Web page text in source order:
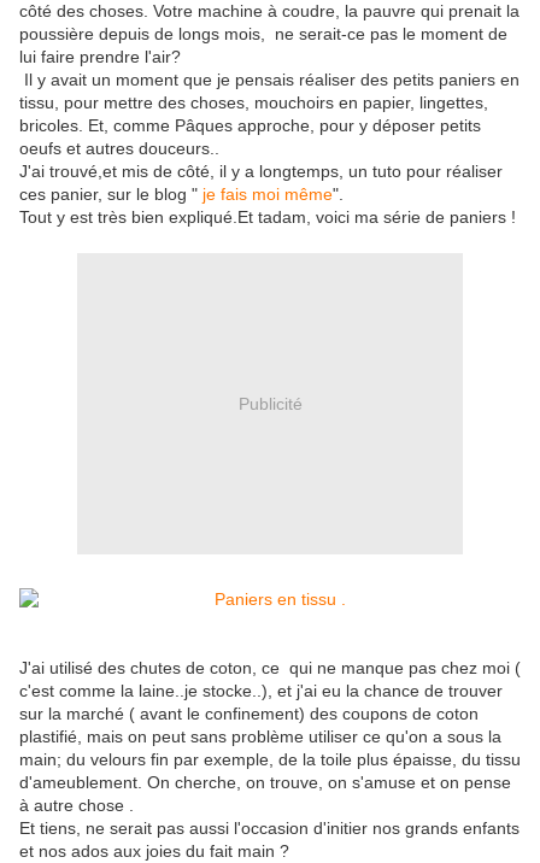
côté des choses. Votre machine à coudre, la pauvre qui prenait la
poussière depuis de longs mois, ne serait-ce pas le moment de
lui faire prendre l'air?
Il y avait un moment que je pensais réaliser des petits paniers en
tissu, pour mettre des choses, mouchoirs en papier, lingettes,
bricoles. Et, comme Pâques approche, pour y déposer petits
oeufs et autres douceurs..
J'ai trouvé,et mis de côté, il y a longtemps, un tuto pour réaliser
ces panier, sur le blog " je fais moi même".
Tout y est très bien expliqué.Et tadam, voici ma série de paniers !
Publicité
J'ai utilisé des chutes de coton, ce qui ne manque pas chez moi (
c'est comme la laine..je stocke..), et j'ai eu la chance de trouver
sur la marché ( avant le confinement) des coupons de coton
plastifié, mais on peut sans problème utiliser ce qu'on a sous la
main; du velours fin par exemple, de la toile plus épaisse, du tissu
d'ameublement. On cherche, on trouve, on s'amuse et on pense
à autre chose .
Et tiens, ne serait pas aussi l'occasion d'initier nos grands enfants
et nos ados aux joies du fait main ?